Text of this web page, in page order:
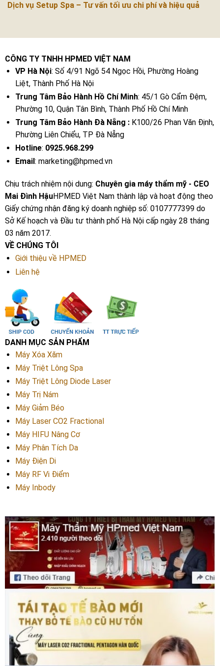
Dịch vụ Setup Spa – Tư vấn tối ưu chi phí và hiệu quả
CÔNG TY TNHH HPMED VIỆT NAM
VP Hà Nội: Số 4/91 Ngõ 54 Ngọc Hồi, Phường Hoàng
Liệt, Thành Phố Hà Nội
Trung Tâm Bảo Hành Hồ Chí Minh: 45/1 Gò Cẩm Đệm,
Phường 10, Quận Tân Bình, Thành Phố Hồ Chí Minh
Trung Tâm Bảo Hành Đà Nẵng :K100/26 Phan Văn Định,
Phường Liên Chiểu, TP Đà Nẵng
Hotline: 0925.968.299
Email : marketing@hpmed.vn
Chịu trách nhiệm nội dung: Chuyên gia máy thẩm mỹ - CEO
Mai Đình HậuHPMED Việt Nam thành lập và hoạt động theo
Giấy chứng nhận đăng ký doanh nghiệp số: 0107777399 do
Sở Kế hoạch và Đầu tư thành phố Hà Nội cấp ngày 28 tháng
03 năm 2017.
VỀ CHÚNG TÔI
Giới thiệu về HPMED
Liên hệ
DANH MỤC SẢN PHẨM
Máy Xóa Xăm
Máy Triệt Lông Spa
Máy Triệt Lông Diode Laser
Máy Trị Nám
Máy Giảm Béo
Máy Laser CO2 Fractional
Máy HIFU Nâng Cơ
Máy Phân Tích Da
Máy Điện Di
Máy RF Vi Điểm
Máy Inbody